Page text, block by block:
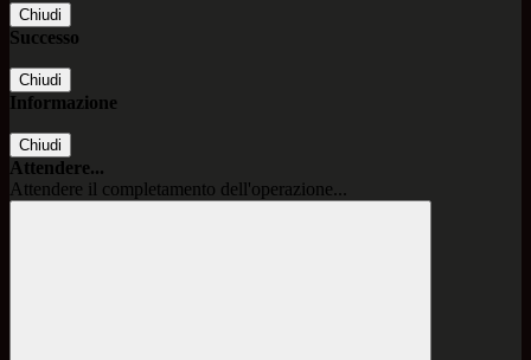
Chiudi
Successo
Chiudi
Informazione
Chiudi
Attendere...
Attendere il completamento dell'operazione...